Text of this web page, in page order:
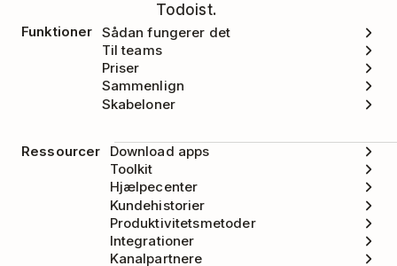
Todoist.
Funktioner Sådan fungerer det
Til teams
Priser
Sammenlign
Skabeloner
Ressourcer
Download apps
Toolkit
Hjælpecenter
Kundehistorier
Produktivitetsmetoder
Integrationer
Kanalpartnere